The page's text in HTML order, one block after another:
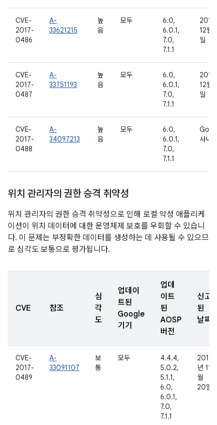
CVE-
2017-
0486
A-
33621215
높
음
모두
6.0,
6.0.1,
7.0,
7.1.1
2016
12월
일
CVE-
2017-
0487
A-
33751193
높
음
모두
6.0,
6.0.1,
7.0,
7.1.1
2016
12월
일
CVE-
2017-
0488
A-
34097213
높
음
모두
6.0,
6.0.1,
7.0,
7.1.1
사내
위치 관리자의 권한 승격 취약성
위치 관리자의 권한 승격 취약성으로 인해 로컬 악성 애플리케
이션이 위치 데이터에 대한 운영체제 보호를 우회할 수 있습니
다. 이 문제는 부정확한 데이터를 생성하는 데 사용될 수 있으므
로 심각도 보통으로 평가됩니다.
CVE 참조
심
각
도
업데이
트된
Google
기기
업데
이트
된
AOSP
버전
신고
된
날짜
CVE-
2017-
0489
A-
33091107
보
통
모두
4.4.4,
5.0.2,
5.1.1,
6.0,
6.0.1,
7.0,
7.1.1
2016
년 11
월
20일